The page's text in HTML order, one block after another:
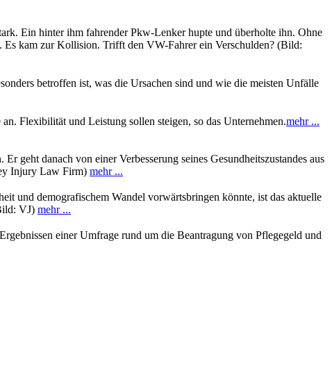
Ein hinter ihm fahrender Pkw-Lenker hupte und überholte ihn. Ohne
kam zur Kollision. Trifft den VW-Fahrer ein Verschulden? (Bild:
betroffen ist, was die Ursachen sind und wie die meisten Unfälle
Flexibilität und Leistung sollen steigen, so das Unternehmen.mehr ...
geht danach von einer Verbesserung seines Gesundheitszustandes aus
Injury Law Firm) mehr ...
und demografischem Wandel vorwärtsbringen könnte, ist das aktuelle
VJ) mehr ...
einer Umfrage rund um die Beantragung von Pflegegeld und